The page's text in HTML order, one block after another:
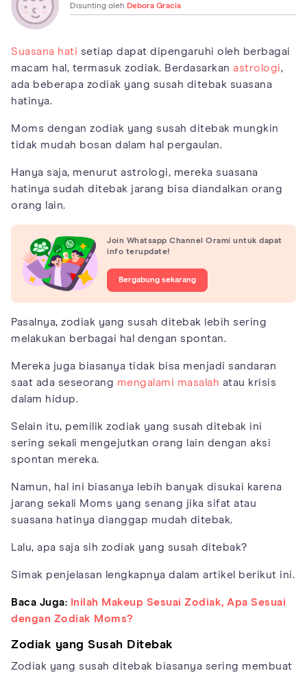
Disunting oleh Debora Gracia
Suasana hati setiap dapat dipengaruhi oleh berbagai
macam hal, termasuk zodiak. Berdasarkan astrologi,
ada beberapa zodiak yang susah ditebak suasana
hatinya.
Moms dengan zodiak yang susah ditebak mungkin
tidak mudah bosan dalam hal pergaulan.
Hanya saja, menurut astrologi, mereka suasana
hatinya sudah ditebak jarang bisa diandalkan orang
orang lain.
Join Whatsapp Channel Orami untuk dapat
info terupdate!
Bergabung sekarang
Pasalnya, zodiak yang susah ditebak lebih sering
melakukan berbagai hal dengan spontan.
Mereka juga biasanya tidak bisa menjadi sandaran
saat ada seseorang mengalami masalah atau krisis
dalam hidup.
Selain itu, pemilik zodiak yang susah ditebak ini
sering sekali mengejutkan orang lain dengan aksi
spontan mereka.
Namun, hal ini biasanya lebih banyak disukai karena
jarang sekali Moms yang senang jika sifat atau
suasana hatinya dianggap mudah ditebak.
Lalu, apa saja sih zodiak yang susah ditebak?
Simak penjelasan lengkapnya dalam artikel berikut ini.
Baca Juga:
Inilah Makeup Sesuai Zodiak, Apa Sesuai
dengan Zodiak Moms?
Zodiak yang Susah Ditebak
Zodiak yang susah ditebak biasanya sering membuat